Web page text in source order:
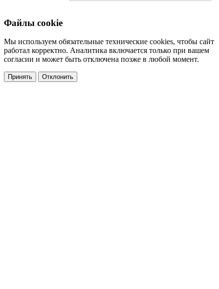
Файлы cookie
Мы используем обязательные технические cookies, чтобы сайт
работал корректно. Аналитика включается только при вашем
согласии и может быть отключена позже в любой момент.
Принять Отклонить